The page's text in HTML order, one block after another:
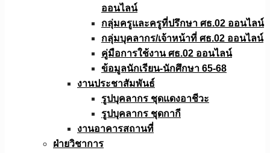
ออนไลน์
กลุ่มครูและครูที่ปรึกษา ศธ.02 ออนไลน์
กลุ่มบุคลากร/เจ้าหน้าที่ ศธ.02 ออนไลน์
คู่มือการใช้งาน ศธ.02 ออนไลน์
ข้อมูลนักเรียน-นักศึกษา 65-68
งานประชาสัมพันธ์
รูปบุคลากร ชุดแดงอาชีวะ
รูปบุคลากร ชุดกากี
งานอาคารสถานที่
ฝ่ายวิชาการ